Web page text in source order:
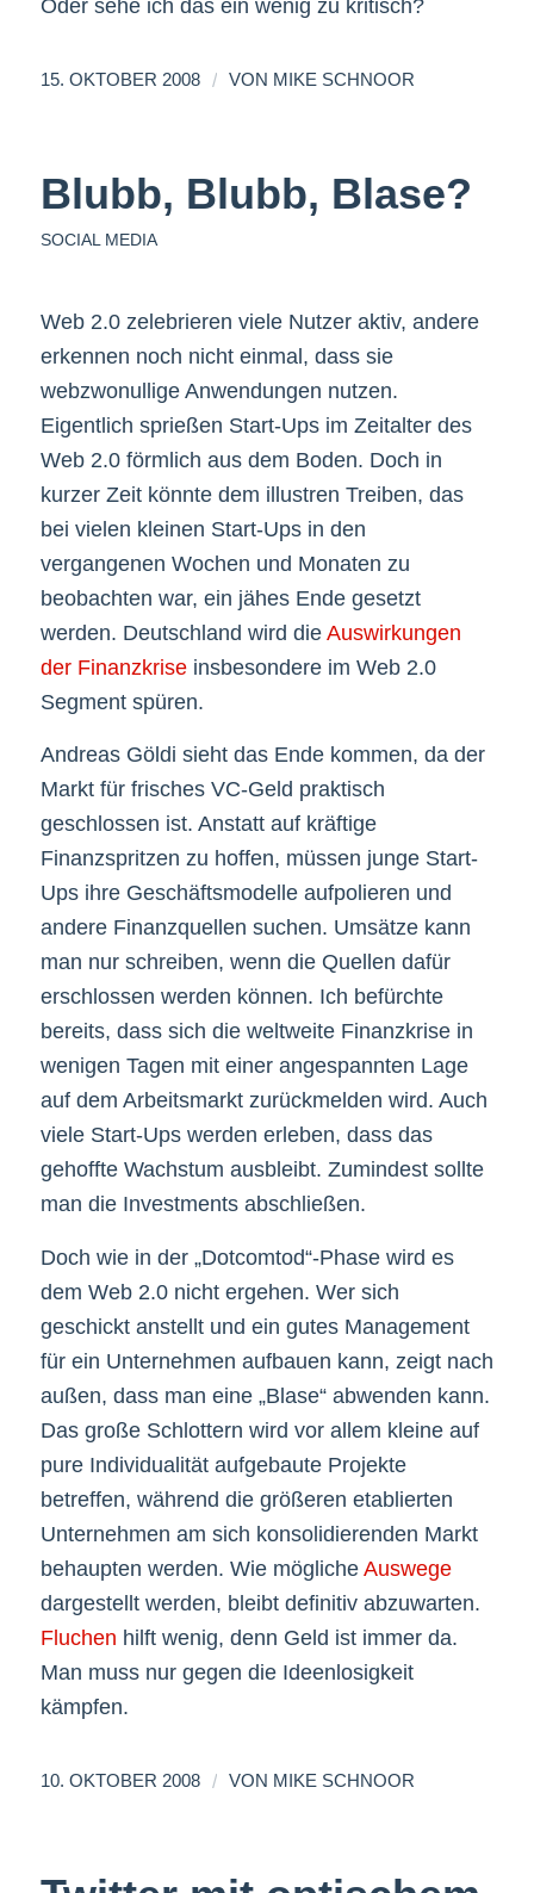
Oder sehe ich das ein wenig zu kritisch?
15. OKTOBER 2008 / VON MIKE SCHNOOR
Blubb, Blubb, Blase?
SOCIAL MEDIA
Web 2.0 zelebrieren viele Nutzer aktiv, andere
erkennen noch nicht einmal, dass sie
webzwonullige Anwendungen nutzen.
Eigentlich sprießen Start-Ups im Zeitalter des
Web 2.0 förmlich aus dem Boden. Doch in
kurzer Zeit könnte dem illustren Treiben, das
bei vielen kleinen Start-Ups in den
vergangenen Wochen und Monaten zu
beobachten war, ein jähes Ende gesetzt
werden. Deutschland wird die Auswirkungen
der Finanzkriseinsbesondere im Web 2.0
Segment spüren.
Andreas Göldi sieht das Ende kommen, da der
Markt für frisches VC-Geld praktisch
geschlossen ist. Anstatt auf kräftige
Finanzspritzen zu hoffen, müssen junge Start-
Ups ihre Geschäftsmodelle aufpolieren und
andere Finanzquellen suchen. Umsätze kann
man nur schreiben, wenn die Quellen dafür
erschlossen werden können. Ich befürchte
bereits, dass sich die weltweite Finanzkrise in
wenigen Tagen mit einer angespannten Lage
auf dem Arbeitsmarkt zurückmelden wird. Auch
viele Start-Ups werden erleben, dass das
gehoffte Wachstum ausbleibt. Zumindest sollte
man die Investments abschließen.
Doch wie in der „Dotcomtod“-Phase wird es
dem Web 2.0 nicht ergehen. Wer sich
geschickt anstellt und ein gutes Management
für ein Unternehmen aufbauen kann, zeigt nach
außen, dass man eine „Blase“ abwenden kann.
Das große Schlottern wird vor allem kleine auf
pure Individualität aufgebaute Projekte
betreffen, während die größeren etablierten
Unternehmen am sich konsolidierenden Markt
behaupten werden. Wie mögliche Auswege
dargestellt werden, bleibt definitiv abzuwarten.
Fluchen hilft wenig, denn Geld ist immer da.
Man muss nur gegen die Ideenlosigkeit
kämpfen.
10. OKTOBER 2008 / VON MIKE SCHNOOR